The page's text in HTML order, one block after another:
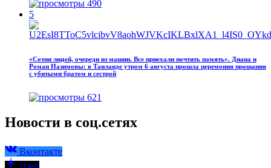
490
5
«Сотни людей, очереди из машин. Все приехали почтить память». Диана и
Роман Назимовы: в Таиланде утром 6 августа прошла церемония прощания
с убитыми братом и сестрой
621
Новости в соц.сетях
Вконтакте